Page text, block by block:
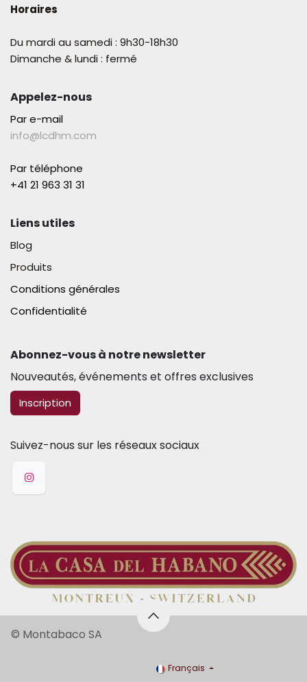
Horaires
Du mardi au samedi : 9h30-18h30
Dimanche & lundi : fermé
Appelez-nous
Par e-mail
info@lcdhm.com
Par téléphone
+41 21 963 31 31​
Liens utiles
Blog
Produits
Conditions générales
Confidentialité
Abonnez-vous à notre newsletter​
Nouveautés, événements et offres exclusives
​​​​Inscription
Suivez-nous sur les réseaux sociaux
© Montabaco SA
Français